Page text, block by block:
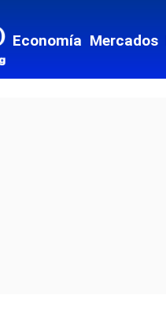
Economía Mercados
Email
Facebook
Twitter
LinkedIn
global.social-whatsapp